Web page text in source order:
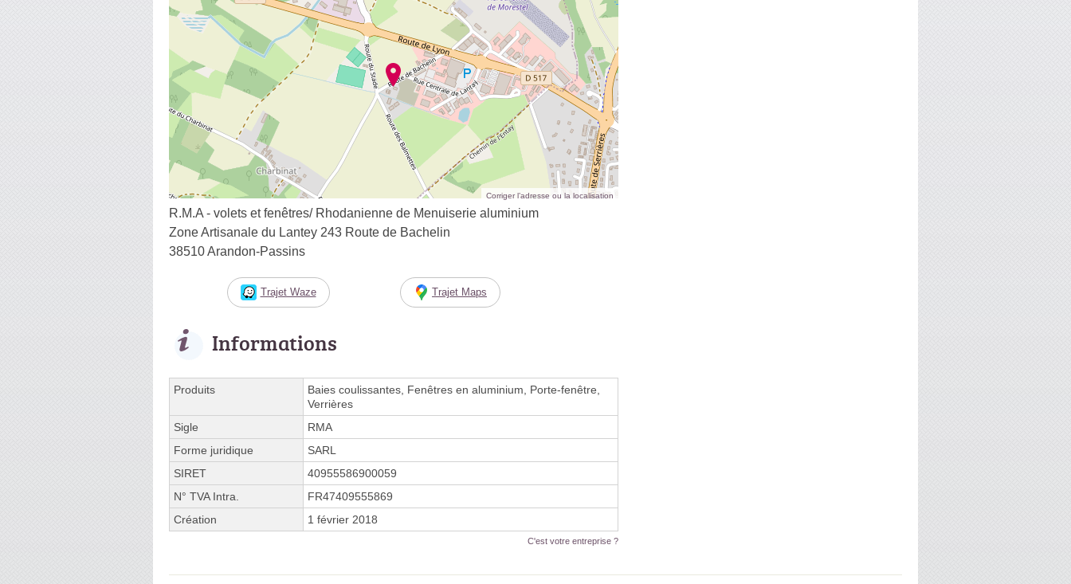
Corriger l’adresse ou la localisation
R.M.A - volets et fenêtres/ Rhodanienne de Menuiserie aluminium
Zone Artisanale du Lantey 243 Route de Bachelin
38510 Arandon-Passins
Trajet Waze Trajet Maps
Informations
Produits
Baies coulissantes, Fenêtres en aluminium, Porte-fenêtre,
Verrières
Sigle
RMA
Forme juridique
SARL
SIRET
40955586900059
N° TVA Intra.
FR47409555869
Création
1 février 2018
C'est votre entreprise ?